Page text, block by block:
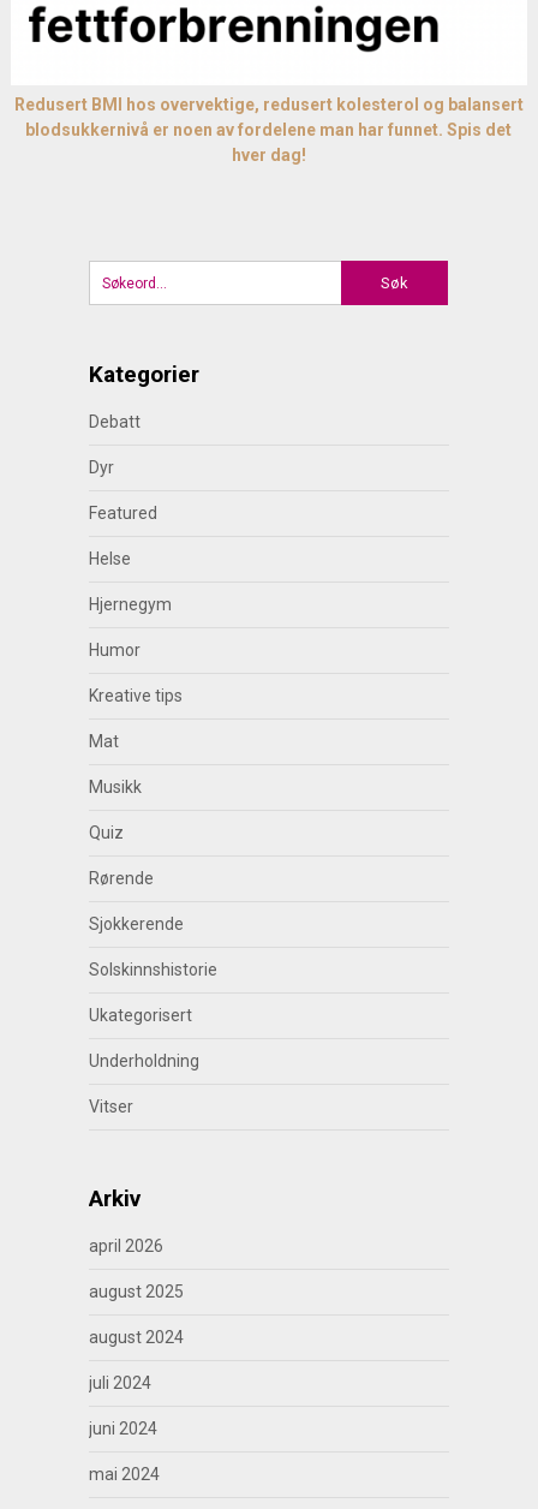
Redusert BMI hos overvektige, redusert kolesterol og balansert
blodsukkernivå er noen av fordelene man har funnet. Spis det
hver dag!
Kategorier
Debatt
Dyr
Featured
Helse
Hjernegym
Humor
Kreative tips
Mat
Musikk
Quiz
Rørende
Sjokkerende
Solskinnshistorie
Ukategorisert
Underholdning
Vitser
Arkiv
april 2026
august 2025
august 2024
juli 2024
juni 2024
mai 2024